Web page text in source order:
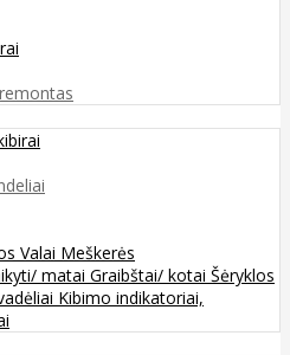
Valai Meškerės
matai Graibštai/ kotai Šėryklos
Kibimo indikatoriai,